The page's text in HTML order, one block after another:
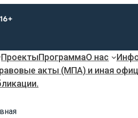
ПроектыПрограммаО нас
акты (МПА) и иная